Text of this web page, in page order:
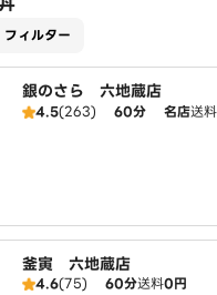
フィルター
銀のさら 六地蔵店
4.5(263) 60分 名店送料
釜寅 六地蔵店
4.6(75) 60分送料0円